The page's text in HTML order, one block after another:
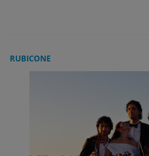
RUBICONE